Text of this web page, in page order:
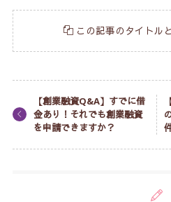
この記事のタイトル
【創業融資Q&A】すでに借
金あり！それでも創業融資
を申請できますか？